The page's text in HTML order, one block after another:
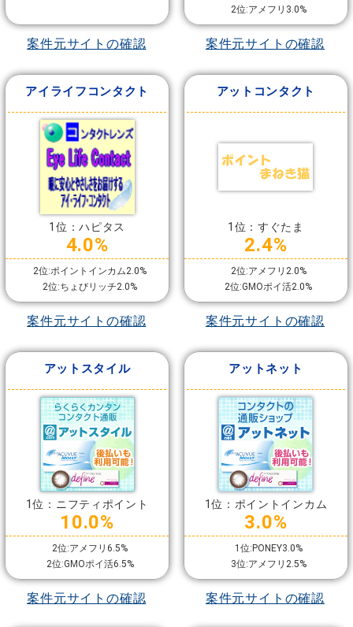
案件元サイトの確認
2位:アメフリ3.0%
案件元サイトの確認
アイライフコンタクト
1位：ハピタス
4.0%
2位:ポイントインカム2.0%
2位:ちょびリッチ2.0%
案件元サイトの確認
アットコンタクト
1位：すぐたま
2.4%
2位:アメフリ2.0%
2位:GMOポイ活2.0%
案件元サイトの確認
アットスタイル
1位：ニフティポイント
10.0%
2位:アメフリ6.5%
2位:GMOポイ活6.5%
案件元サイトの確認
アットネット
1位：ポイントインカム
3.0%
1位:PONEY3.0%
3位:アメフリ2.5%
案件元サイトの確認